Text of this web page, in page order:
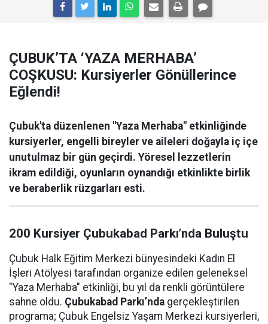
ÇUBUK’TA ‘YAZA MERHABA’
COŞKUSU: Kursiyerler Gönüllerince
Eğlendi!
Çubuk'ta düzenlenen "Yaza Merhaba" etkinliğinde
kursiyerler, engelli bireyler ve aileleri doğayla iç içe
unutulmaz bir gün geçirdi. Yöresel lezzetlerin
ikram edildiği, oyunların oynandığı etkinlikte birlik
ve beraberlik rüzgarları esti.
200 Kursiyer Çubukabad Parkı’nda Buluştu
Çubuk Halk Eğitim Merkezi bünyesindeki Kadın El
İşleri Atölyesi tarafından organize edilen geleneksel
"Yaza Merhaba" etkinliği, bu yıl da renkli görüntülere
sahne oldu. Çubukabad Parkı’nda gerçekleştirilen
programa; Çubuk Engelsiz Yaşam Merkezi kursiyerleri,